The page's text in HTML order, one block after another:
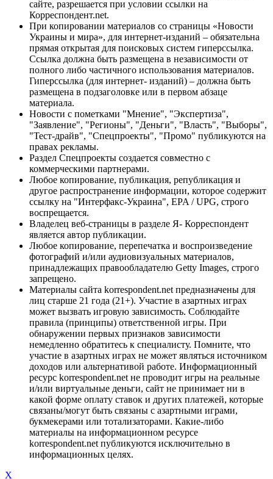
сайте, разрешается при условии ссылки на
Корреспондент.net.
При копировании материалов со страницы «Новости
Украины и мира», для интернет-изданий – обязательна
прямая открытая для поисковых систем гиперссылка.
Ссылка должна быть размещена в независимости от
полного либо частичного использования материалов.
Гиперссылка (для интернет- изданий) – должна быть
размещена в подзаголовке или в первом абзаце
материала.
Новости с пометками "Мнение", "Экспертиза",
"Заявление", "Регионы", "Деньги", "Власть", "Выборы",
"Тест-драйв", "Спецпроекты", "Промо" публикуются на
правах рекламы.
Раздел Спецпроекты создается совместно с
коммерческими партнерами.
Любое копирование, публикация, републикация и
другое распространение информации, которое содержит
ссылку на "Интерфакс-Украина", EPA / UPG, строго
воспрещается.
Владелец веб-страницы в разделе Я- Корреспондент
является автор публикации.
Любое копирование, перепечатка и воспроизведение
фотографий и/или аудиовизуальных материалов,
принадлежащих правообладателю Getty Images, строго
запрещено.
Материалы сайта korrespondent.net предназначены для
лиц старше 21 года (21+). Участие в азартных играх
может вызвать игровую зависимость. Соблюдайте
правила (принципы) ответственной игры. При
обнаружении первых признаков зависимости
немедленно обратитесь к специалисту. Помните, что
участие в азартных играх не может являться источником
доходов или альтернативой работе. Информационный
ресурс korrespondent.net не проводит игры на реальные
и/или виртуальные деньги, сайт не принимает ни в
какой форме оплату ставок и других платежей, которые
связаны/могут быть связаны с азартными играми,
букмекерами или тотализаторами. Какие-либо
материалы на информационном ресурсе
korrespondent.net публикуются исключительно в
информационных целях.
X